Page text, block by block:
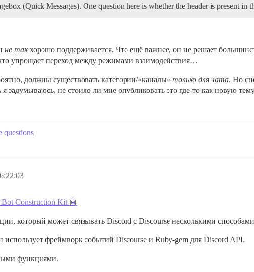
(Quick Messages). One question here is whether the header is present in
не такхорошо поддерживается. Что ещё важнее, он не решает
упрощает переход между режимами взаимодействия…
должны существовать категории/«каналы» только для чата. Но
задумываюсь, не стоило ли мне опубликовать это где-то как новую
questions
Bot Construction Kit 🤖
который может связывать Discord с Discourse несколькими
фреймворк событий Discourse и Ruby-gem для Discord API.
функциями.